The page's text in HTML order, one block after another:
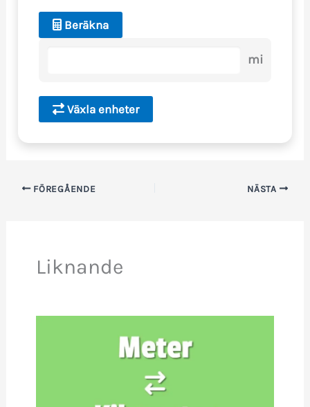
Beräkna
mi
Växla enheter
FÖREGÅENDE NÄSTA
Liknande